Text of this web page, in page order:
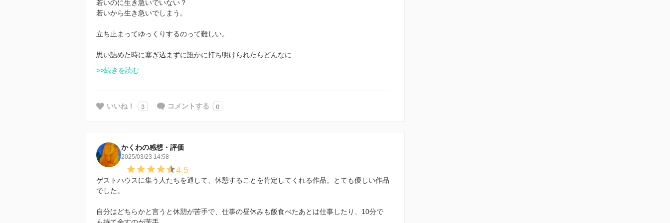
若いのに生き急いでいない？
若いから生き急いでしまう。
立ち止まってゆっくりするのって難しい。
思い詰めた時に塞ぎ込まずに誰かに打ち明けられたらどんなに…
>>続きを読む
いいね！ 3 コメントする 0
かくわの感想・評価
2025/03/23 14:58
4.5
ゲストハウスに集う人たちを通して、休憩することを肯定してくれる作品。とても優しい作品
でした。
自分はどちらかと言うと休憩が苦手で、仕事の昼休みも飯食べたあとは仕事したり、10分で